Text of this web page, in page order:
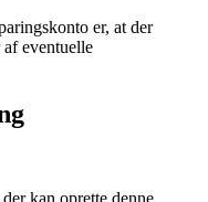
er, at der
eventuelle
kan oprette denne